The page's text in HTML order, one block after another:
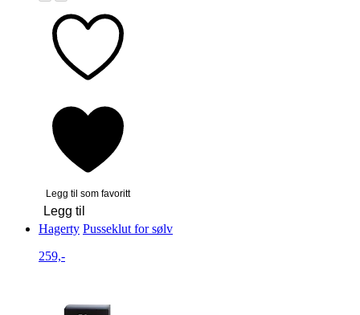
Legg til som favoritt
Legg til
Hagerty Pusseklut for sølv
259,-